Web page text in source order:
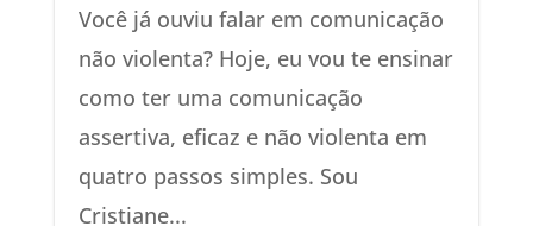
Você já ouviu falar em comunicação
não violenta? Hoje, eu vou te ensinar
como ter uma comunicação
assertiva, eficaz e não violenta em
quatro passos simples. Sou
Cristiane...